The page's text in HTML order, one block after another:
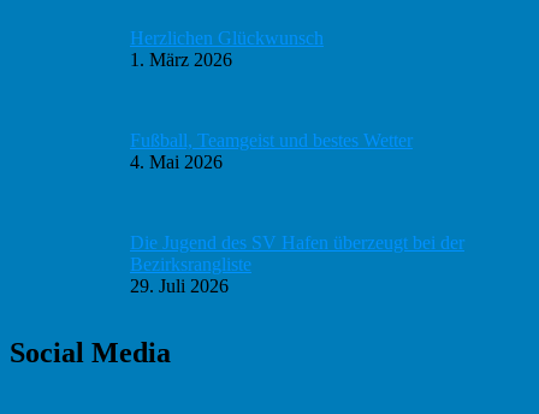
Herzlichen Glückwunsch
1. März 2026
Fußball, Teamgeist und bestes Wetter
4. Mai 2026
Die Jugend des SV Hafen überzeugt bei der
Bezirksrangliste
29. Juli 2026
Social Media